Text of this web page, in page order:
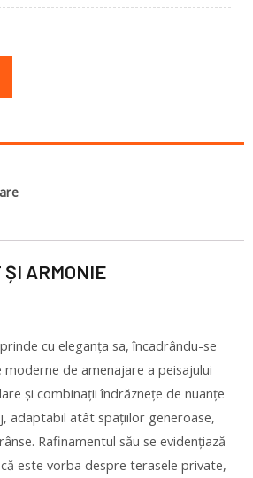
ARMONIE
cu eleganța sa, încadrându-se
de amenajare a peisajului
și combinații îndrăznețe de nuanțe
adaptabil atât spațiilor generoase,
Rafinamentul său se evidențiază
este vorba despre terasele private,